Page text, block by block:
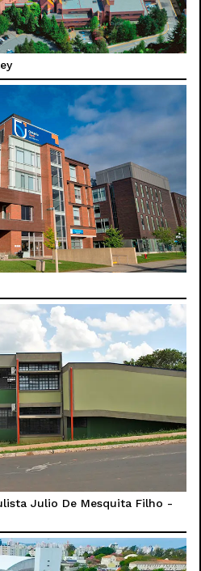
Julio De Mesquita Filho -